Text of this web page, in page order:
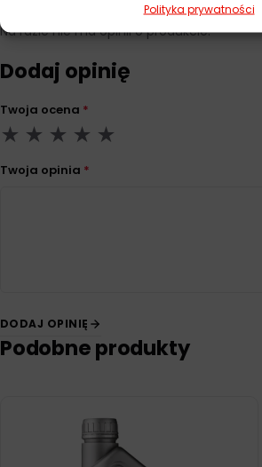
Polityka prywatności
Na razie nie ma opinii o produkcie.
Dodaj opinię
Twoja ocena *
Twoja opinia *
DODAJ OPINIĘ
Podobne produkty